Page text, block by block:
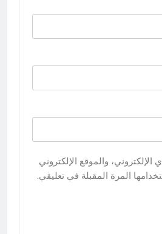
والموقع الإلكتروني
المرة المقبلة في تعليقي.